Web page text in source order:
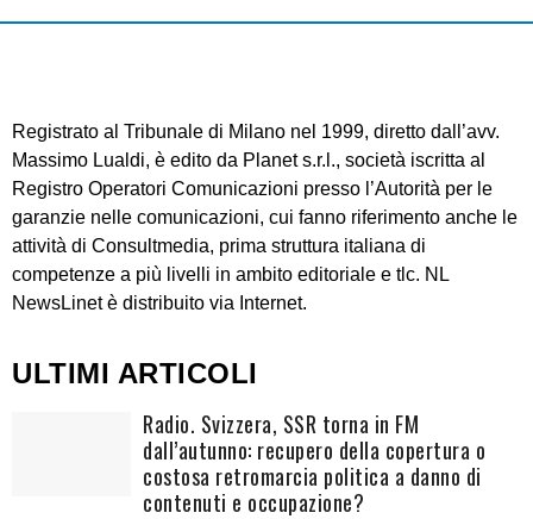
Registrato al Tribunale di Milano nel 1999, diretto dall’avv.
Massimo Lualdi, è edito da Planet s.r.l., società iscritta al
Registro Operatori Comunicazioni presso l’Autorità per le
garanzie nelle comunicazioni, cui fanno riferimento anche le
attività di Consultmedia, prima struttura italiana di
competenze a più livelli in ambito editoriale e tlc. NL
NewsLinet è distribuito via Internet.
ULTIMI ARTICOLI
Radio. Svizzera, SSR torna in FM
dall’autunno: recupero della copertura o
costosa retromarcia politica a danno di
contenuti e occupazione?